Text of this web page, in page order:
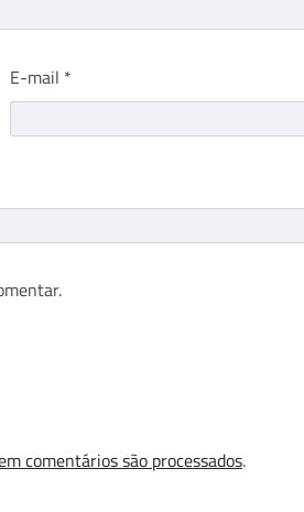
E-mail *
comentários são processados.